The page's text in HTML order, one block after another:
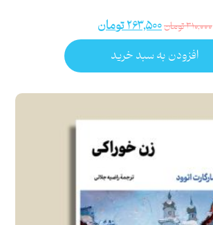
۳۱۰,۰۰۰تومان۲۶۳,۵۰۰تومان
افزودن به سبد خرید